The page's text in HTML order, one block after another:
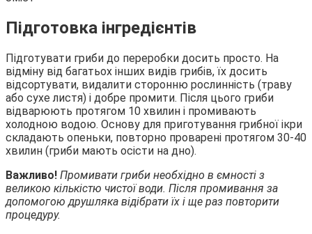
Підготовка інгредієнтів
Підготувати гриби до переробки досить просто. На
відміну від багатьох інших видів грибів, їх досить
відсортувати, видалити сторонню рослинність (траву
або сухе листя) і добре промити. Після цього гриби
відварюють протягом 10 хвилин і промивають
холодною водою. Основу для приготування грибної ікри
складають опеньки, повторно проварені протягом 30-40
хвилин (гриби мають осісти на дно).
Важливо! Промивати гриби необхідно в ємності з
великою кількістю чистої води. Після промивання за
допомогою друшляка відібрати їх і ще раз повторити
процедуру.